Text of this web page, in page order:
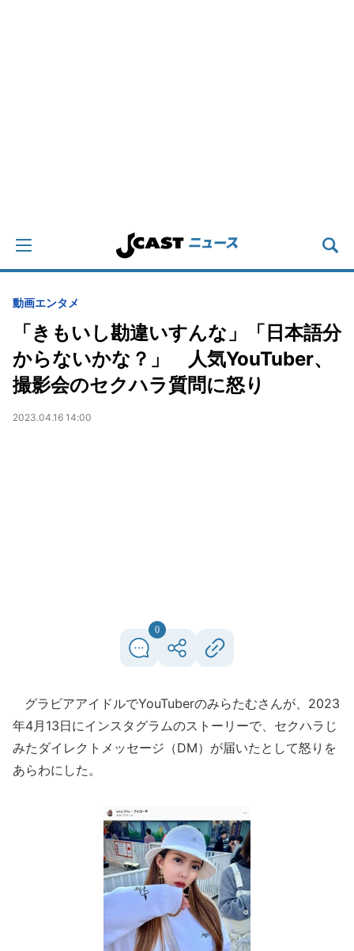
動画エンタメ
「きもいし勘違いすんな」「日本語分
からないかな？」 人気YouTuber、
撮影会のセクハラ質問に怒り
2023.04.16 14:00
0
グラビアアイドルでYouTuberのみらたむさんが、2023
年4月13日にインスタグラムのストーリーで、セクハラじ
みたダイレクトメッセージ（DM）が届いたとして怒りを
あらわにした。